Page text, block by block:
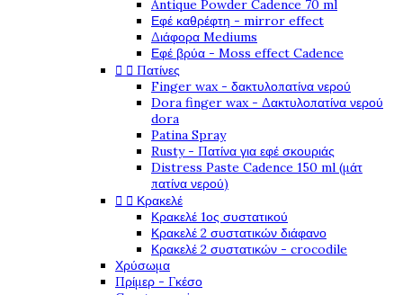
Antique Powder Cadence 70 ml
Εφέ καθρέφτη - mirror effect
Διάφορα Mediums
Εφέ βρύα - Moss effect Cadence
  Πατίνες
Finger wax - δακτυλοπατίνα νερού
Dora finger wax - Δακτυλοπατίνα νερού
dora
Patina Spray
Rusty - Πατίνα για εφέ σκουριάς
Distress Paste Cadence 150 ml (μάτ
πατίνα νερού)
  Κρακελέ
Κρακελέ 1ος συστατικού
Κρακελέ 2 συστατικών διάφανο
Κρακελέ 2 συστατικών - crocodile
Χρύσωμα
Πρίμερ - Γκέσο